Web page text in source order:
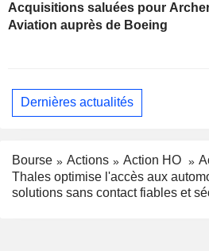
Acquisitions saluées pour
Aviation auprès de Boeing
Dernières actualités
Bourse Actions Action HO
Thales optimise l'accès aux
solutions sans contact fiables et